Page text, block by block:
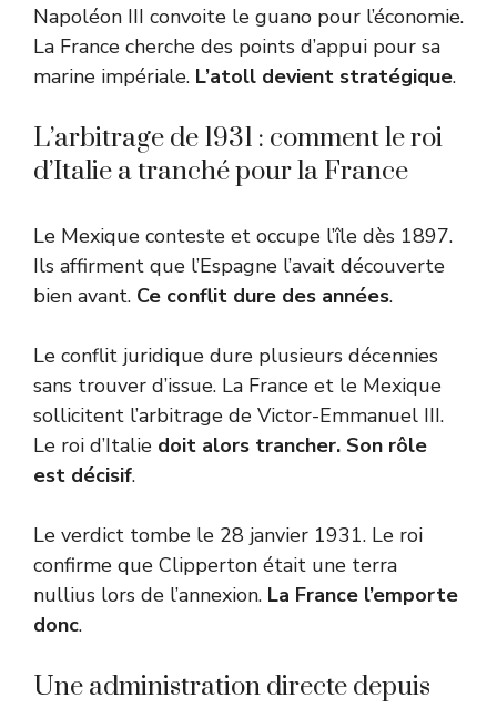
Napoléon III convoite le guano pour l’économie.
La France cherche des points d’appui pour sa
marine impériale. L’atoll devient stratégique.
L’arbitrage de 1931 : comment le roi
d’Italie a tranché pour la France
Le Mexique conteste et occupe l’île dès 1897.
Ils affirment que l’Espagne l’avait découverte
bien avant. Ce conflit dure des années.
Le conflit juridique dure plusieurs décennies
sans trouver d’issue. La France et le Mexique
sollicitent l’arbitrage de Victor-Emmanuel III.
Le roi d’Italie doit alors trancher. Son rôle
est décisif.
Le verdict tombe le 28 janvier 1931. Le roi
confirme que Clipperton était une terra
nullius lors de l’annexion. La France l’emporte
donc.
Une administration directe depuis